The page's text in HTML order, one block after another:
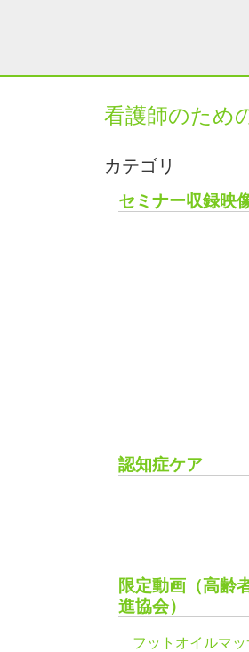
看護師のため
カテゴリ
セミナー収録映
認知症ケア
限定動画（高齢
進協会）
フットオイルマ